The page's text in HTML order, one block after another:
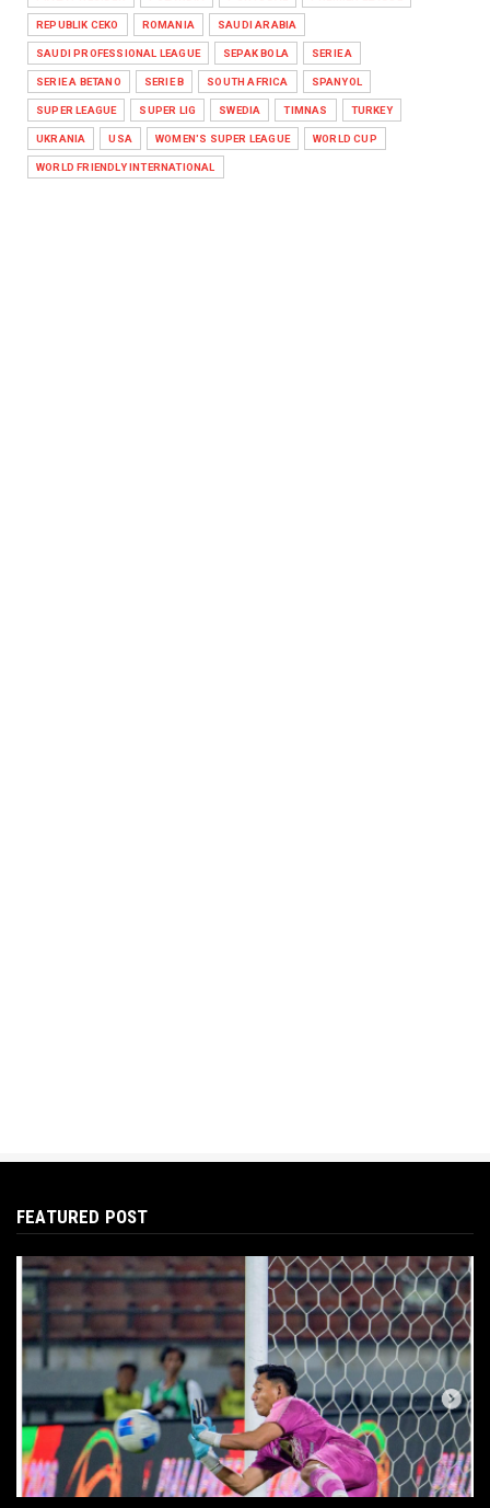
REPUBLIK CEKO ROMANIA SAUDI ARABIA
SAUDI PROFESSIONAL LEAGUE SEPAK BOLA SERIE A
SERIE A BETANO SERIE B SOUTH AFRICA SPANYOL
SUPER LEAGUE SUPER LIG SWEDIA TIMNAS TURKEY
UKRANIA USA WOMEN'S SUPER LEAGUE WORLD CUP
WORLD FRIENDLY INTERNATIONAL
FEATURED POST